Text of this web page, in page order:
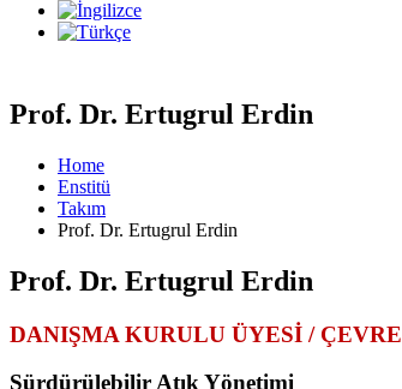
Prof. Dr. Ertugrul Erdin
Home
Enstitü
Takım
Prof. Dr. Ertugrul Erdin
Prof. Dr. Ertugrul Erdin
DANIŞMA KURULU ÜYESİ / ÇEVRE
Sürdürülebilir Atık Yönetimi